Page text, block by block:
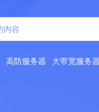
高防服务器 大带宽服务器